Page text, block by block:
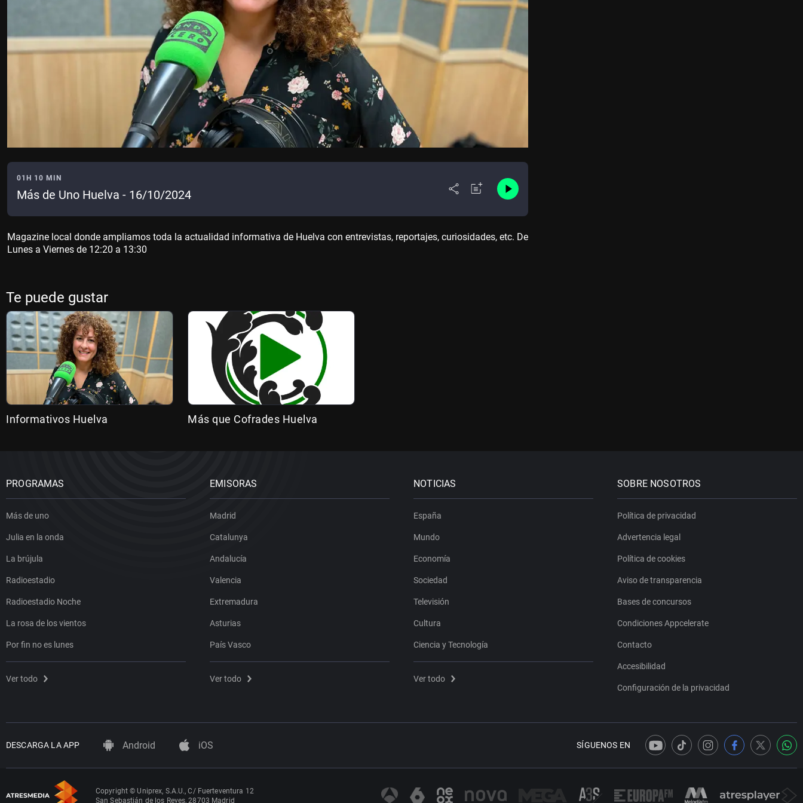
01H 10 MIN
Más de Uno Huelva - 16/10/2024
Magazine local donde ampliamos toda la actualidad informativa de Huelva con entrevistas, reportajes, curiosidades, etc. De
Lunes a Viernes de 12:20 a 13:30
Te puede gustar
Informativos Huelva Más que Cofrades Huelva
PROGRAMAS
Más de uno
Julia en la onda
La brújula
Radioestadio
Radioestadio Noche
La rosa de los vientos
Por fin no es lunes
Ver todo
EMISORAS
Madrid
Catalunya
Andalucía
Valencia
Extremadura
Asturias
País Vasco
Ver todo
NOTICIAS
España
Mundo
Economía
Sociedad
Televisión
Cultura
Ciencia y Tecnología
Ver todo
SOBRE NOSOTROS
Política de privacidad
Advertencia legal
Política de cookies
Aviso de transparencia
Bases de concursos
Condiciones Appcelerate
Contacto
Accesibilidad
Configuración de la privacidad
DESCARGA LA APP Android iOS SÍGUENOS EN
Copyright © Uniprex, S.A.U., C/ Fuerteventura 12
San Sebastián de los Reyes, 28703 Madrid